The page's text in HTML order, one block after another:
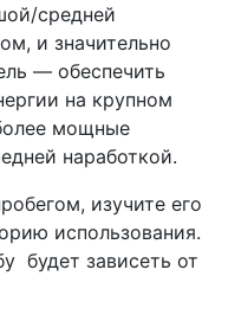
средней
и значительно
— обеспечить
на крупном
мощные
наработкой.
изучите его
использования.
будет зависеть от